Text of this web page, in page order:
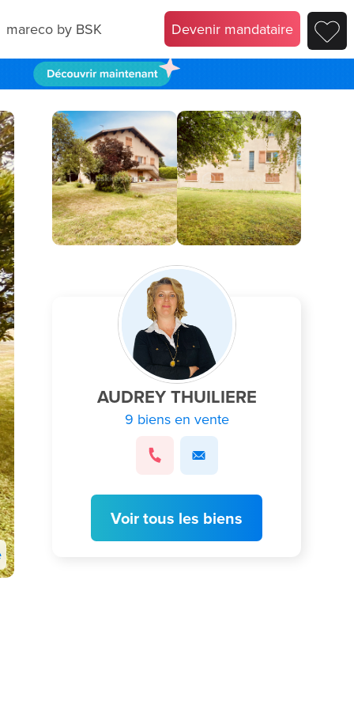
mareco by BSK Devenir mandataire
AUDREY THUILIERE
9 biens en vente
Voir tous les biens